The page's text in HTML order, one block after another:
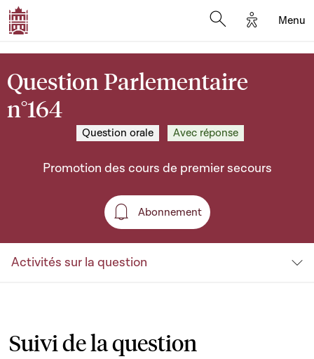
Options
Menu
Question Parlementaire
n°164
Question orale Avec réponse
Promotion des cours de premier secours
Abonnement
Abonnement
Activités sur la question
Suivi de la question